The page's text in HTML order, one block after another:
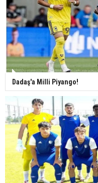
Dadaş'a Milli Piyango!